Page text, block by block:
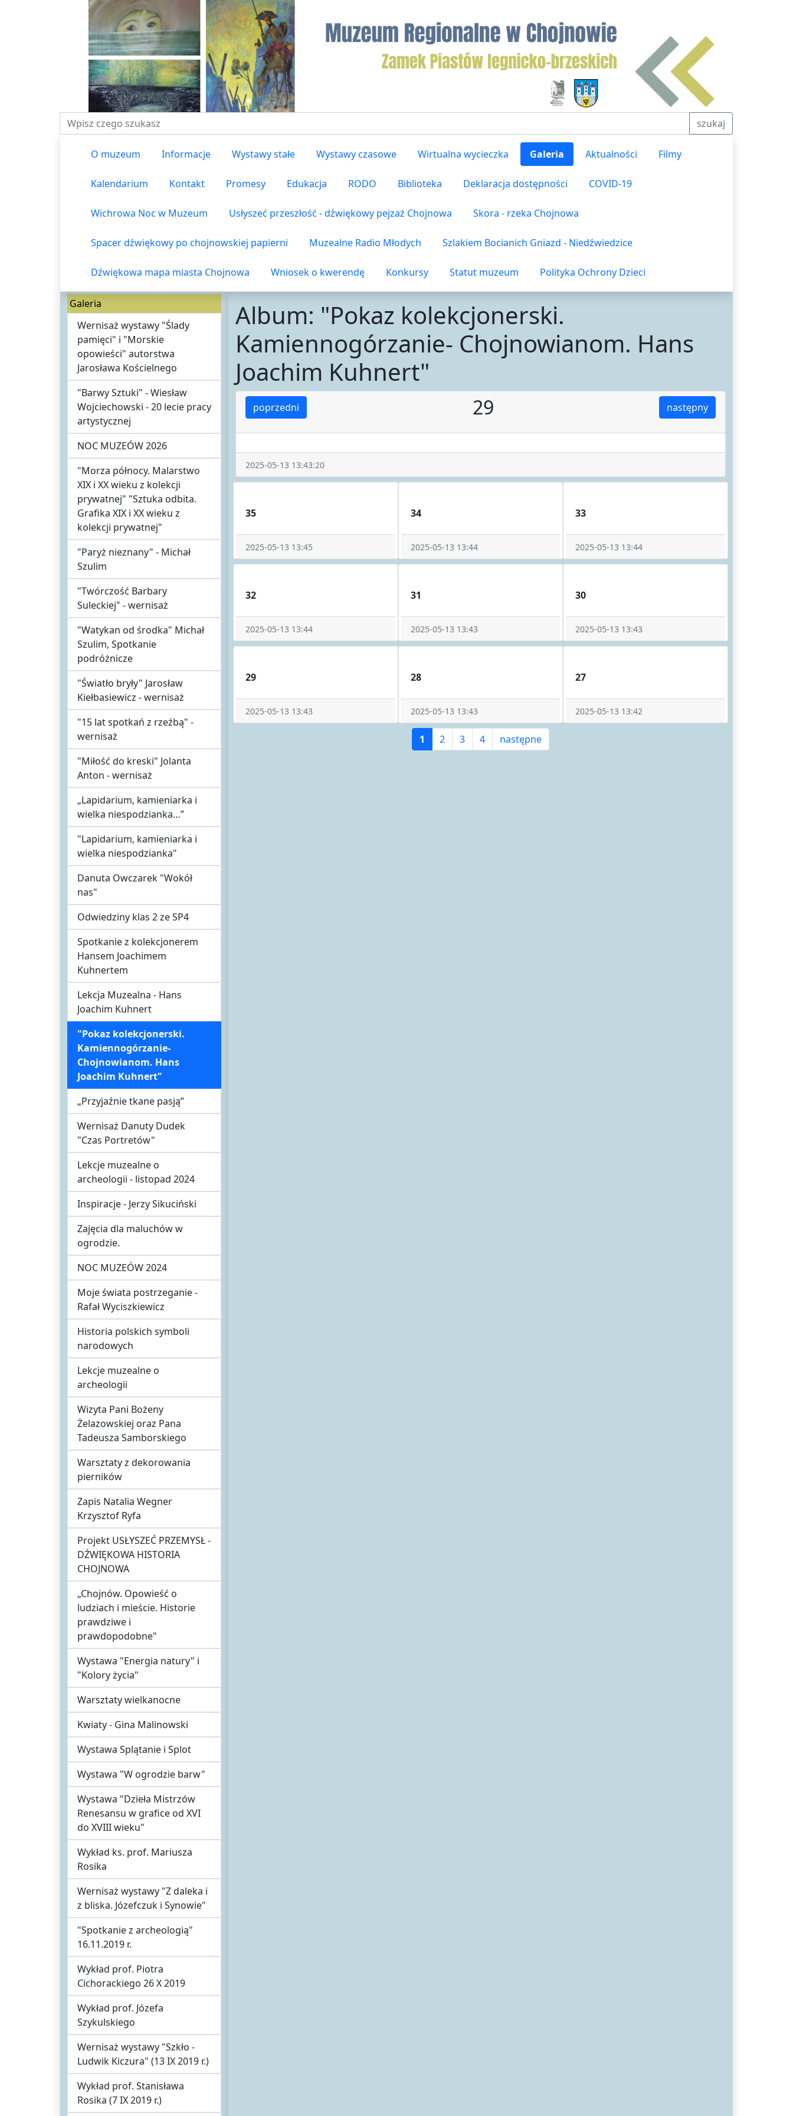
Fraza do wyszukiwania szukaj
O muzeum Informacje Wystawy stałe Wystawy czasowe Wirtualna wycieczka Galeria Aktualności Filmy
Kalendarium Kontakt Promesy Edukacja RODO Biblioteka Deklaracja dostępności COVID-19
Wichrowa Noc w Muzeum Usłyszeć przeszłość - dźwiękowy pejzaż Chojnowa Skora - rzeka Chojnowa
Spacer dźwiękowy po chojnowskiej papierni Muzealne Radio Młodych Szlakiem Bocianich Gniazd - Niedźwiedzice
Dźwiękowa mapa miasta Chojnowa Wniosek o kwerendę Konkursy Statut muzeum Polityka Ochrony Dzieci
Galeria
Wernisaż wystawy "Ślady
pamięci" i "Morskie
opowieści" autorstwa
Jarosława Kościelnego
"Barwy Sztuki" - Wiesław
Wojciechowski - 20 lecie pracy
artystycznej
NOC MUZEÓW 2026
"Morza północy. Malarstwo
XIX i XX wieku z kolekcji
prywatnej" "Sztuka odbita.
Grafika XIX i XX wieku z
kolekcji prywatnej"
"Paryż nieznany" - Michał
Szulim
"Twórczość Barbary
Suleckiej" - wernisaż
"Watykan od środka" Michał
Szulim, Spotkanie
podróżnicze
"Światło bryły" Jarosław
Kiełbasiewicz - wernisaż
"15 lat spotkań z rzeźbą" -
wernisaż
"Miłość do kreski" Jolanta
Anton - wernisaż
„Lapidarium, kamieniarka i
wielka niespodzianka…”
"Lapidarium, kamieniarka i
wielka niespodzianka"
Danuta Owczarek "Wokół
nas"
Odwiedziny klas 2 ze SP4
Spotkanie z kolekcjonerem
Hansem Joachimem
Kuhnertem
Lekcja Muzealna - Hans
Joachim Kuhnert
"Pokaz kolekcjonerski.
Kamiennogórzanie-
Chojnowianom. Hans
Joachim Kuhnert"
„Przyjaźnie tkane pasją”
Wernisaż Danuty Dudek
"Czas Portretów"
Lekcje muzealne o
archeologii - listopad 2024
Inspiracje - Jerzy Sikuciński
Zajęcia dla maluchów w
ogrodzie.
NOC MUZEÓW 2024
Moje świata postrzeganie -
Rafał Wyciszkiewicz
Historia polskich symboli
narodowych
Lekcje muzealne o
archeologii
Wizyta Pani Bożeny
Żelazowskiej oraz Pana
Tadeusza Samborskiego
Warsztaty z dekorowania
pierników
Zapis Natalia Wegner
Krzysztof Ryfa
Projekt USŁYSZEĆ PRZEMYSŁ -
DŹWIĘKOWA HISTORIA
CHOJNOWA
„Chojnów. Opowieść o
ludziach i mieście. Historie
prawdziwe i
prawdopodobne"
Wystawa "Energia natury" i
"Kolory życia"
Warsztaty wielkanocne
Kwiaty - Gina Malinowski
Wystawa Splątanie i Splot
Wystawa "W ogrodzie barw"
Wystawa "Dzieła Mistrzów
Renesansu w grafice od XVI
do XVIII wieku"
Wykład ks. prof. Mariusza
Rosika
Wernisaż wystawy "Z daleka i
z bliska. Józefczuk i Synowie"
"Spotkanie z archeologią"
16.11.2019 r.
Wykład prof. Piotra
Cichorackiego 26 X 2019
Wykład prof. Józefa
Szykulskiego
Wernisaż wystawy "Szkło -
Ludwik Kiczura" (13 IX 2019 r.)
Wykład prof. Stanisława
Rosika (7 IX 2019 r.)
Album: "Pokaz kolekcjonerski.
Kamiennogórzanie- Chojnowianom. Hans
Joachim Kuhnert"
poprzedni następny
29
2025-05-13 13:43:20
35
2025-05-13 13:45
34
2025-05-13 13:44
33
2025-05-13 13:44
32
2025-05-13 13:44
31
2025-05-13 13:43
30
2025-05-13 13:43
29
2025-05-13 13:43
28
2025-05-13 13:43
27
2025-05-13 13:42
1 2 3 4 następne